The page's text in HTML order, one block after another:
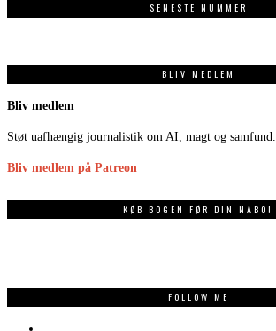
SENESTE NUMMER
BLIV MEDLEM
Bliv medlem
Støt uafhængig journalistik om AI, magt og samfund.
Bliv medlem på Patreon
KØB BOGEN FØR DIN NABO!
FOLLOW ME